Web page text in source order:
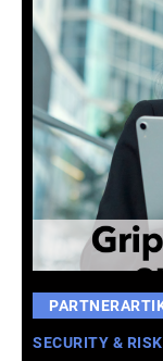
SECURITY & RISK